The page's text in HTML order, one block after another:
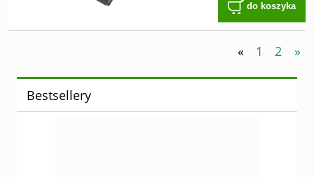
do koszyka
« 1 2 »
Bestsellery